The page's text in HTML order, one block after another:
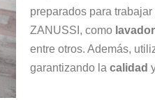
preparados para
ZANUSSI, como
entre otros. Además,
garantizando la calidad